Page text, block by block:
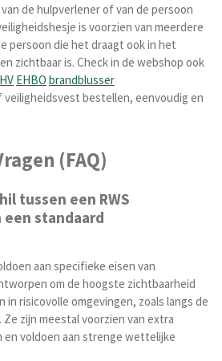
de hulpverlener of van de persoon
is voorzien van meerdere
persoon die het draagt ook in het
zichtbaar is. Check in de webshop ook
EHBO brandblusser
bestellen, eenvoudig en
(FAQ)
tussen een RWS
standaard
aan specifieke eisen van
om de hoogste zichtbaarheid
in risicovolle omgevingen, zoals langs de
zijn meestal voorzien van extra
voldoen aan strenge wettelijke